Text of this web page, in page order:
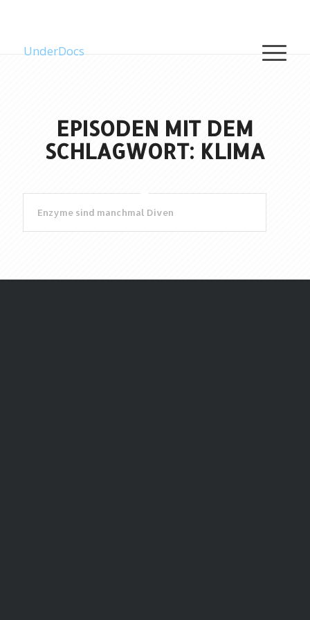
UnderDocs
EPISODEN MIT DEM
SCHLAGWORT: KLIMA
Enzyme sind manchmal Diven